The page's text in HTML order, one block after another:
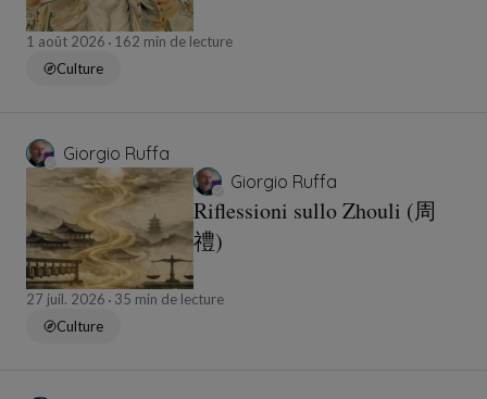
1 août 2026
162 min de lecture
Culture
Giorgio Ruffa
Giorgio Ruffa
Riflessioni sullo Zhouli (周
禮)
27 juil. 2026
35 min de lecture
Culture